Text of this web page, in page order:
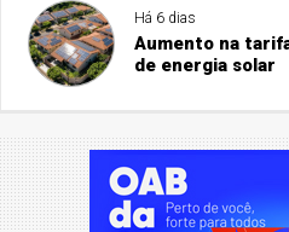
Há 6 dias
Aumento na
de energia solar